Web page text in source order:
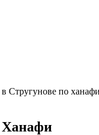
Стругунове по
Ханафи